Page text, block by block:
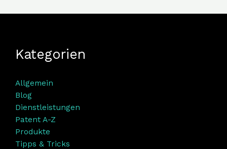
Kategorien
Allgemein
Blog
Dienstleistungen
Patent A-Z
Produkte
Tipps & Tricks